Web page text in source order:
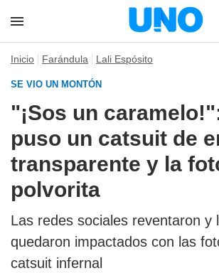
Inicio Farándula Lali Espósito
SE VIO UN MONTÓN
"¡Sos un
puso un catsuit de
transparente y la
polvorita
Las redes sociales reventaron y
quedaron impactados con las
catsuit infernal